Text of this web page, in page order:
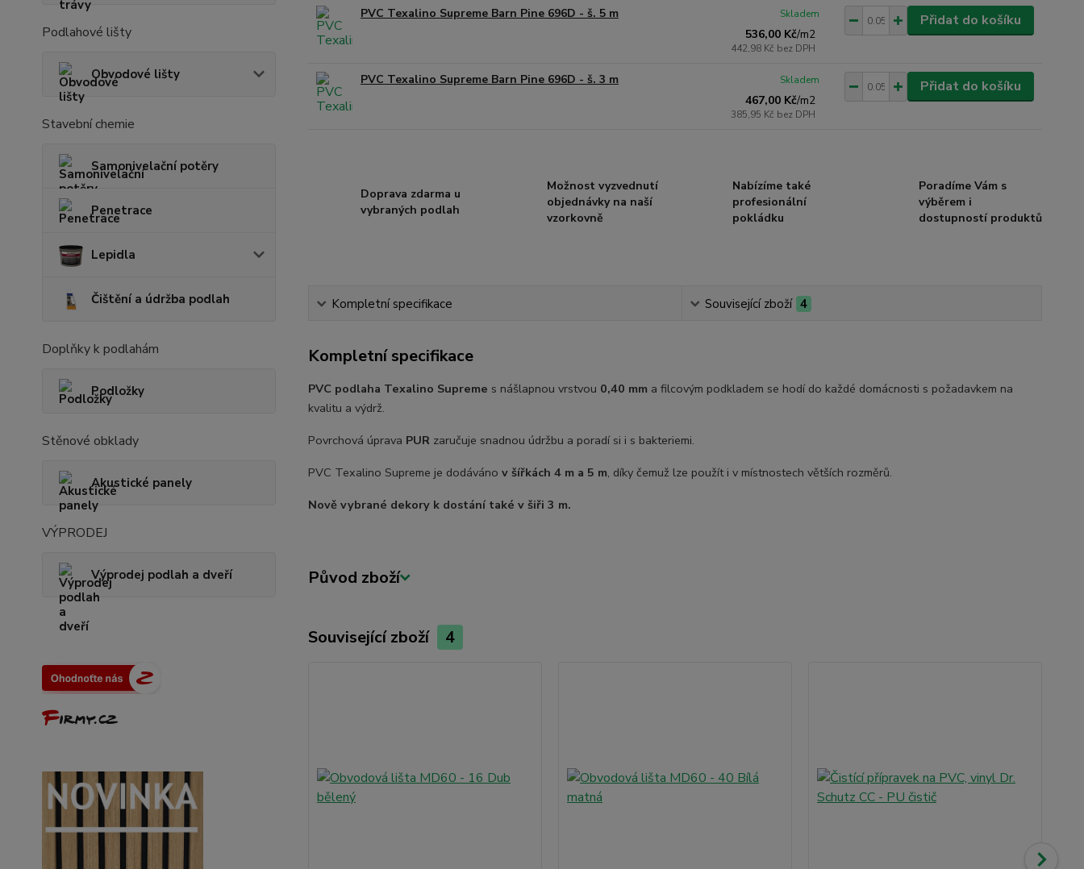
Podlahové lišty
Obvodové lišty
Stavební chemie
Samonivelační potěry
Penetrace
Lepidla
Čištění a údržba podlah
Doplňky k podlahám
Podložky
Stěnové obklady
Akustické panely
VÝPRODEJ
Výprodej podlah a dveří
PVC Texalino Supreme Barn Pine 696D - š. 5 m
536,00 Kč/m2
442,98 Kč bez DPH
Skladem Přidat do košíku
PVC Texalino Supreme Barn Pine 696D - š. 3 m
467,00 Kč/m2
385,95 Kč bez DPH
Skladem Přidat do košíku
Doprava zdarma u
vybraných podlah
Možnost vyzvednutí
objednávky na naší
vzorkovně
Nabízíme také
profesionální
pokládku
Poradíme Vám s
výběrem i
dostupností produktů
Kompletní specifikace Související zboží 4
Kompletní specifikace
PVC podlaha Texalino Supreme s nášlapnou vrstvou 0,40 mm a filcovým podkladem se hodí do každé domácnosti s požadavkem na
kvalitu a výdrž.
Povrchová úprava PUR zaručuje snadnou údržbu a poradí si i s bakteriemi.
PVC Texalino Supreme je dodáváno v šířkách 4 m a 5 m, díky čemuž lze použít i v místnostech větších rozměrů.
Nově vybrané dekory k dostání také v šiři 3 m.
Původ zboží
Související zboží 4